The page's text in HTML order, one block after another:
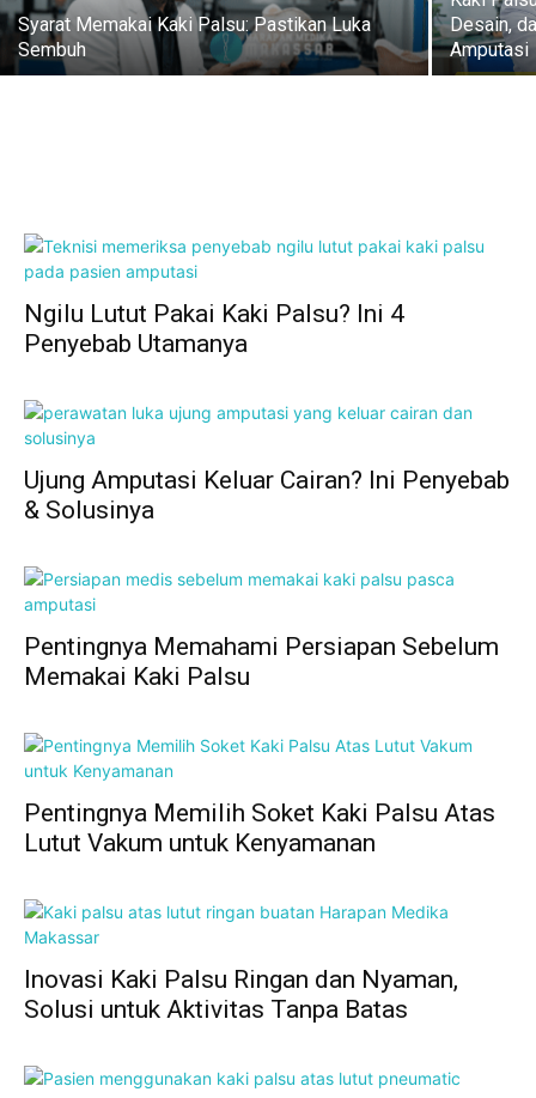
Syarat Memakai Kaki Palsu: Pastikan Luka
Sembuh
Desain,
Amputasi
Ngilu Lutut Pakai Kaki Palsu? Ini 4
Penyebab Utamanya
Ujung Amputasi Keluar Cairan? Ini Penyebab
& Solusinya
Pentingnya Memahami Persiapan Sebelum
Memakai Kaki Palsu
Pentingnya Memilih Soket Kaki Palsu Atas
Lutut Vakum untuk Kenyamanan
Inovasi Kaki Palsu Ringan dan Nyaman,
Solusi untuk Aktivitas Tanpa Batas